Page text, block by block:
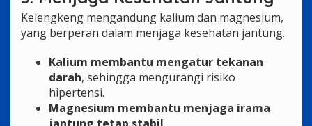
Kelengkeng mengandung kalium dan magnesium,
yang berperan dalam menjaga kesehatan jantung.
Kalium membantu mengatur tekanan
darah, sehingga mengurangi risiko
hipertensi.
Magnesium membantu menjaga irama